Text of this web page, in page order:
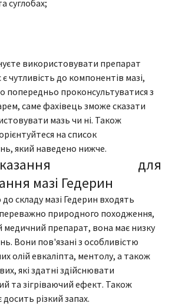
суглобах;
використовувати препарат
чутливість до компонентів мазі,
попередньо проконсультуватися з
саме фахівець зможе сказати
мазь чи ні. Також
на список
який наведено нижче.
для
мазі Гедерин
складу мазі Гедерин входять
природного походження,
медичний препарат, вона має низку
Вони пов'язані з особливістю
олій евкаліпта, ментолу, а також
які здатні здійснювати
та зігріваючий ефект. Також
різкий запах.